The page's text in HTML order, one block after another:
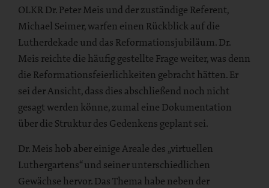
OLKR Dr. Peter Meis und der zuständige Referent,
Michael Seimer, warfen einen Rückblick auf die
Lutherdekade und das Reformationsjubiläum. Dr.
Meis reichte die häufig gestellte Frage weiter, was denn
die Reformationsfeierlichkeiten gebracht hätten. Er
sei der Ansicht, dass dies abschließend noch nicht
gesagt werden könne, zumal eine Dokumentation
über die Struktur des Gedenkens geplant sei.
Dr. Meis hob aber einige Areale des „virtuellen
Luthergartens“ und seiner unterschiedlichen
Gewächse hervor. Das Thema habe neben der